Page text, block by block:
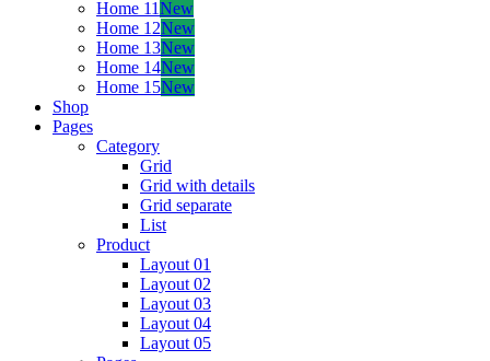
Home 11New
Home 12New
Home 13New
Home 14New
Home 15New
Shop
Pages
Category
Grid
Grid with details
Grid separate
List
Product
Layout 01
Layout 02
Layout 03
Layout 04
Layout 05